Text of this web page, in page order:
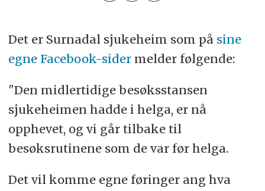
Det er Surnadal sjukeheim som på sine
egne Facebook-sidermelder følgende:
"Den midlertidige besøksstansen
sjukeheimen hadde i helga, er nå
opphevet, og vi går tilbake til
besøksrutinene som de var før helga.
Det vil komme egne føringer ang hva